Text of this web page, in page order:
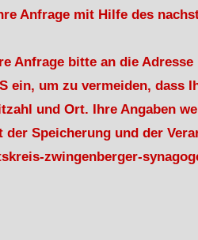
Anfrage mit Hilfe des
Anfrage bitte an die
um zu vermeiden, dass
und Ort. Ihre Angaben
Speicherung und der
zwingenberger-